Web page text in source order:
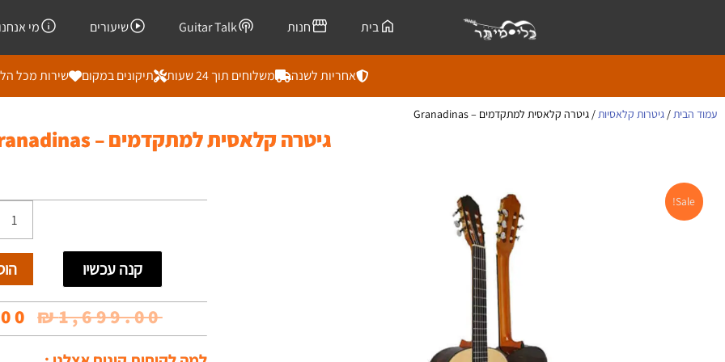
בית חנות Guitar Talk שיעורים מי אנחנו
אחריות לשנה משלוחים תוך 24 שעות תיקונים במקום שירות מכל
עמוד הבית/ גיטרות קלאסיות/ גיטרה קלאסית למתקדמים – Granadinas
Sale!
גיטרה קלאסית למתקדמים – Granadinas
קנה עכשיו
כמות
של
גיטרה
₪1,699.00